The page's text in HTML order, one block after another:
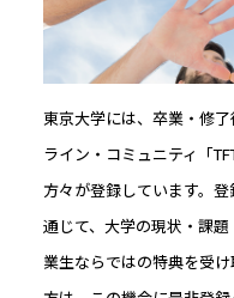
東京大学には、卒業・修
ライン・コミュニティ「
方々が登録しています。
通じて、大学の現状・課
業生ならではの特典を受